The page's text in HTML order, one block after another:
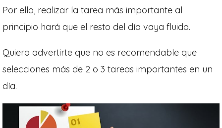
Por ello, realizar la tarea más importante al
principio hará que el resto del día vaya fluido.
Quiero advertirte que no es recomendable que
selecciones más de 2 o 3 tareas importantes en un
día.